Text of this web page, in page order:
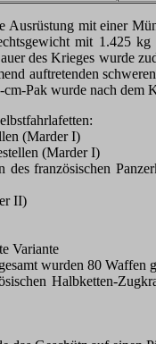
mit einer
mit 1.425
des Krieges wurde
auftretenden
Pak wurde nach
(Marder I)
(Marder I)
des französischen
II)
Variante
wurden 80 Waffen
Halbketten-